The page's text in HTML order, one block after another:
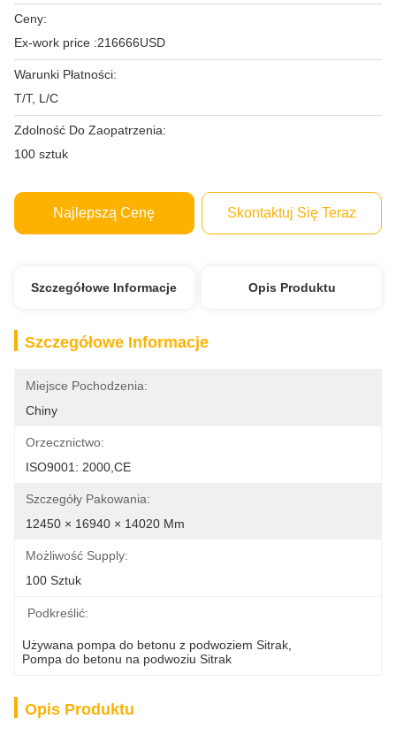
Ceny:
Ex-work price :216666USD
Warunki Płatności:
T/T, L/C
Zdolność Do Zaopatrzenia:
100 sztuk
Najlepszą Cenę Skontaktuj Się Teraz
Szczegółowe Informacje Opis Produktu
Szczegółowe Informacje
Miejsce Pochodzenia:
Chiny
Orzecznictwo:
ISO9001: 2000,CE
Szczegóły Pakowania:
12450 × 16940 × 14020 Mm
Możliwość Supply:
100 Sztuk
Podkreślić:
Używana pompa do betonu z podwoziem Sitrak
Pompa do betonu na podwoziu Sitrak
Opis Produktu